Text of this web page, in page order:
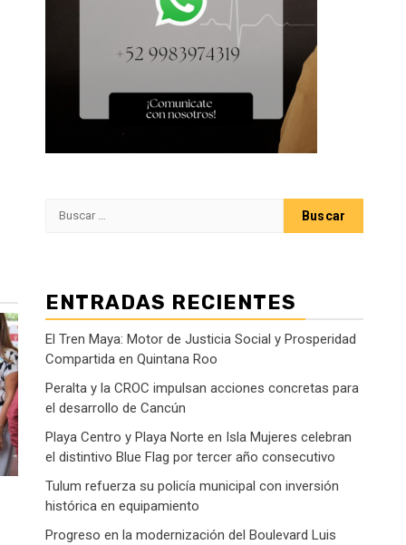
ENTRADAS RECIENTES
El Tren Maya: Motor de Justicia Social y Prosperidad
Compartida en Quintana Roo
Peralta y la CROC impulsan acciones concretas para
el desarrollo de Cancún
Playa Centro y Playa Norte en Isla Mujeres celebran
el distintivo Blue Flag por tercer año consecutivo
Tulum refuerza su policía municipal con inversión
histórica en equipamiento
Progreso en la modernización del Boulevard Luis